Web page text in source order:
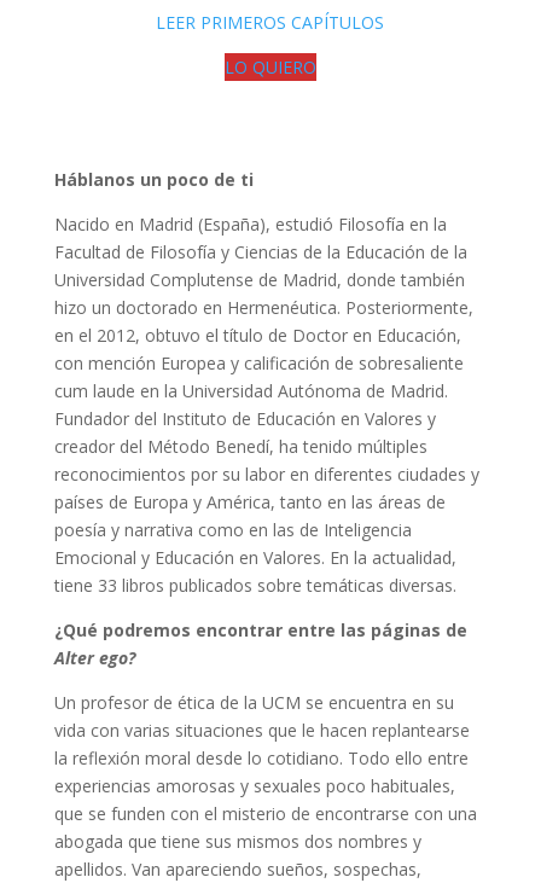
LEER PRIMEROS CAPÍTULOS
LO QUIERO
Háblanos un poco de ti
Nacido en Madrid (España), estudió Filosofía en la
Facultad de Filosofía y Ciencias de la Educación de la
Universidad Complutense de Madrid, donde también
hizo un doctorado en Hermenéutica. Posteriormente,
en el 2012, obtuvo el título de Doctor en Educación,
con mención Europea y calificación de sobresaliente
cum laude en la Universidad Autónoma de Madrid.
Fundador del Instituto de Educación en Valores y
creador del Método Benedí, ha tenido múltiples
reconocimientos por su labor en diferentes ciudades y
países de Europa y América, tanto en las áreas de
poesía y narrativa como en las de Inteligencia
Emocional y Educación en Valores. En la actualidad,
tiene 33 libros publicados sobre temáticas diversas.
¿Qué podremos encontrar entre las páginas de
Alter ego?
Un profesor de ética de la UCM se encuentra en su
vida con varias situaciones que le hacen replantearse
la reflexión moral desde lo cotidiano. Todo ello entre
experiencias amorosas y sexuales poco habituales,
que se funden con el misterio de encontrarse con una
abogada que tiene sus mismos dos nombres y
apellidos. Van apareciendo sueños, sospechas,